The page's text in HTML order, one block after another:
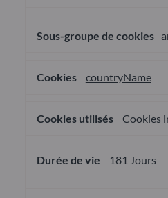
countryName
Cookies
181 Jours